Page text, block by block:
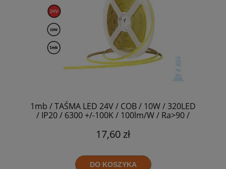
1mb / TAŚMA LED 24V / COB / 10W / 320LED
/ IP20 / 6300 +/-100K / 100lm/W / Ra>90 /
17,60 zł
DO KOSZYKA